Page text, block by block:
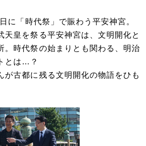
に「時代祭」で賑わう平安神宮。
天皇を祭る平安神宮は、文明開化と
。時代祭の始まりとも関わる、明治
とは…？
が古都に残る文明開化の物語をひも